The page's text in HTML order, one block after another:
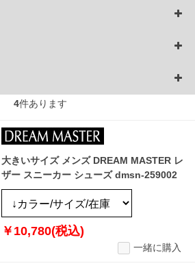
4件あります
大きいサイズ メンズ DREAM MASTER レ
ザー スニーカー シューズ dmsn-259002
￥10,780(税込)
一緒に購入